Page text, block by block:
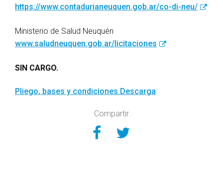
https://www.contadurianeuquen.gob.ar/co-di-neu/
Ministerio de Salud Neuquén
www.saludneuquen.gob.ar/licitaciones
SIN CARGO.
Pliego, bases y condiciones Descarga
Compartir
Compartir en
Compartir en